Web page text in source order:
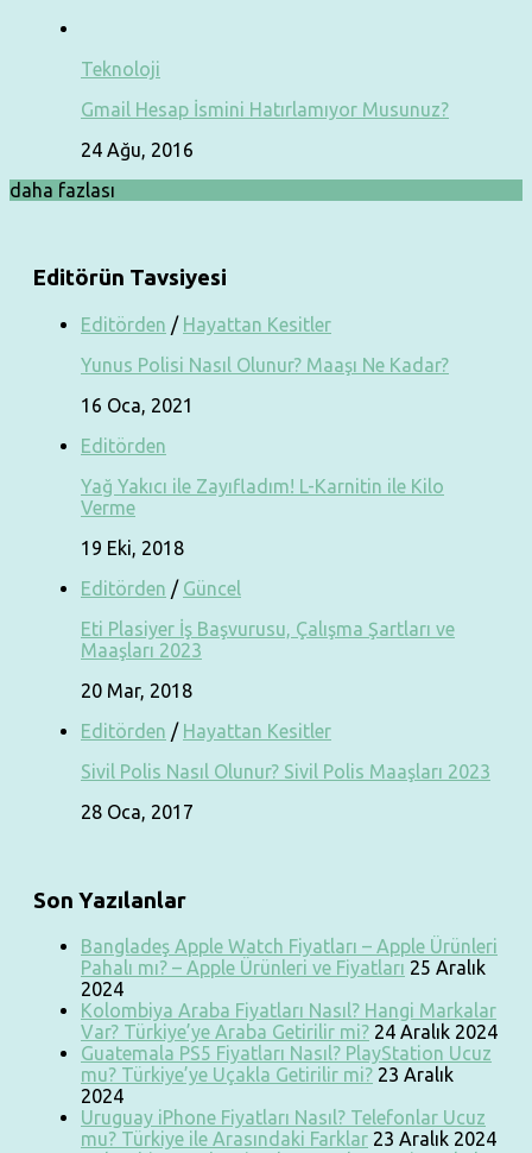
Teknoloji
Gmail Hesap İsmini Hatırlamıyor Musunuz?
24 Ağu, 2016
daha fazlası
Editörün Tavsiyesi
Editörden / Hayattan Kesitler
Yunus Polisi Nasıl Olunur? Maaşı Ne Kadar?
16 Oca, 2021
Editörden
Yağ Yakıcı ile Zayıfladım! L-Karnitin ile Kilo
Verme
19 Eki, 2018
Editörden / Güncel
Eti Plasiyer İş Başvurusu, Çalışma Şartları ve
Maaşları 2023
20 Mar, 2018
Editörden / Hayattan Kesitler
Sivil Polis Nasıl Olunur? Sivil Polis Maaşları 2023
28 Oca, 2017
Son Yazılanlar
Bangladeş Apple Watch Fiyatları – Apple Ürünleri
Pahalı mı? – Apple Ürünleri ve Fiyatları 25 Aralık
2024
Kolombiya Araba Fiyatları Nasıl? Hangi Markalar
Var? Türkiye’ye Araba Getirilir mi? 24 Aralık 2024
Guatemala PS5 Fiyatları Nasıl? PlayStation Ucuz
mu? Türkiye’ye Uçakla Getirilir mi? 23 Aralık
2024
Uruguay iPhone Fiyatları Nasıl? Telefonlar Ucuz
mu? Türkiye ile Arasındaki Farklar 23 Aralık 2024